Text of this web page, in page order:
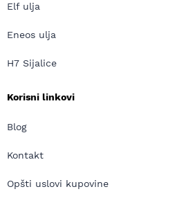
Elf ulja
Eneos ulja
H7 Sijalice
Korisni linkovi
Blog
Kontakt
Opšti uslovi kupovine